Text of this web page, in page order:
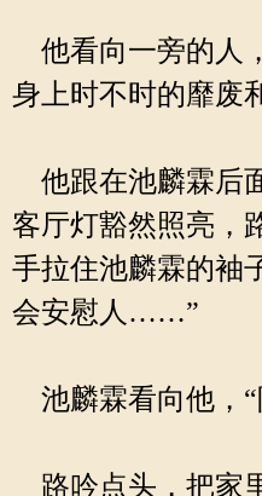
他看向一旁的人
身上时不时的靡废
他跟在池麟霖后
客厅灯豁然照亮，
手拉住池麟霖的袖
会安慰人……”
池麟霖看向他，“
路吟点头，把家